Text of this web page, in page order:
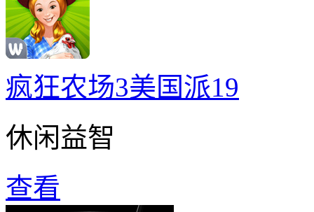
疯狂农场3美国派19
休闲益智
查看